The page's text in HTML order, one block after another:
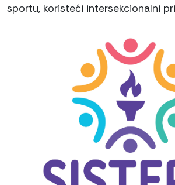
sportu, koristeći intersekcionalni